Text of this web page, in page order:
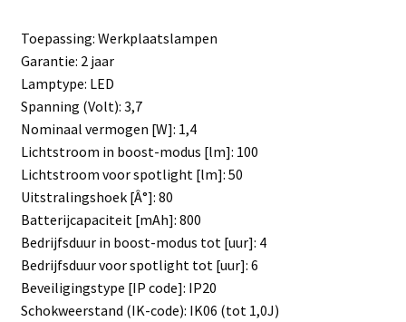
Toepassing: Werkplaatslampen
Garantie: 2 jaar
Lamptype: LED
Spanning (Volt): 3,7
Nominaal vermogen [W]: 1,4
Lichtstroom in boost-modus [lm]: 100
Lichtstroom voor spotlight [lm]: 50
Uitstralingshoek [Â°]: 80
Batterijcapaciteit [mAh]: 800
Bedrijfsduur in boost-modus tot [uur]: 4
Bedrijfsduur voor spotlight tot [uur]: 6
Beveiligingstype [IP code]: IP20
Schokweerstand (IK-code): IK06 (tot 1,0J)